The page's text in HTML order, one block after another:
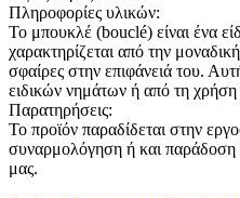
Πληροφορίες υλικών:
Το μπουκλέ (bouclé) είναι ένα
χαρακτηρίζεται από την
σφαίρες στην επιφάνειά του.
ειδικών νημάτων ή από τη
Παρατηρήσεις:
Το προϊόν παραδίδεται στην
συναρμολόγηση ή και παράδοση
μας.